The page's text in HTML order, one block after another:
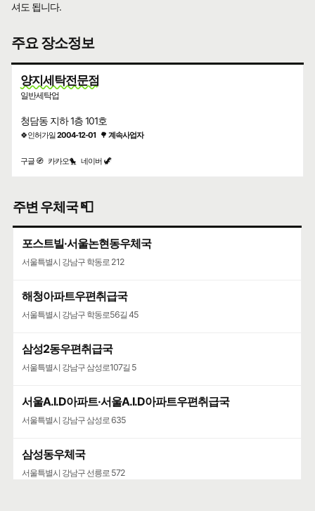
셔도 됩니다.
주요 장소정보
양지세탁전문점
일반세탁업
청담동 지하 1층 101호
🍀인허가일2004-12-01 🌳 계속사업자
구글 🧭 카카오🐤 네이버 🦖
주변 우체국 📮
포스트빌·서울논현동우체국
서울특별시 강남구 학동로 212
해청아파트우편취급국
서울특별시 강남구 학동로56길 45
삼성2동우편취급국
서울특별시 강남구 삼성로107길 5
서울A.I.D아파트·서울A.I.D아파트우편취급국
서울특별시 강남구 삼성로 635
삼성동우체국
서울특별시 강남구 선릉로 572